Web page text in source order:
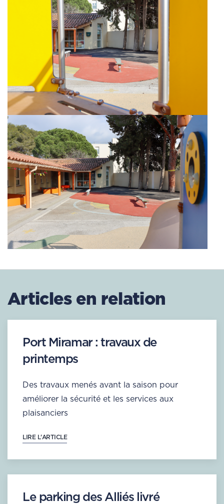
Articles en relation
Port Miramar : travaux de
printemps
Des travaux menés avant la saison pour
améliorer la sécurité et les services aux
plaisanciers
LIRE L'ARTICLE
Le parking des Alliés livré